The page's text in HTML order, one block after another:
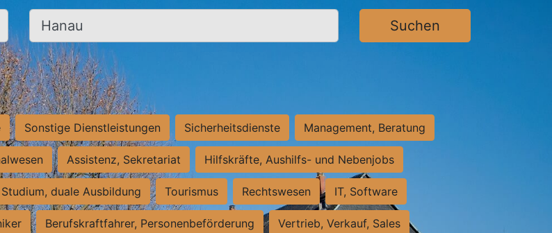
Ort, Stadt Suchen
Sonstige Dienstleistungen Sicherheitsdienste Management, Beratung
Assistenz, Sekretariat Hilfskräfte, Aushilfs- und Nebenjobs
duale Ausbildung Tourismus Rechtswesen IT, Software
Berufskraftfahrer, Personenbeförderung Vertrieb, Verkauf, Sales